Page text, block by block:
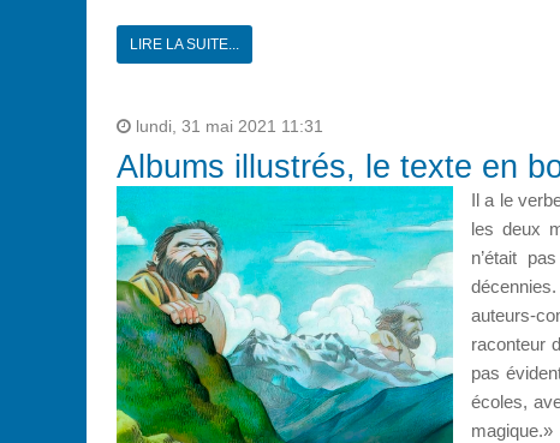
LIRE LA SUITE...
lundi, 31 mai 2021 11:31
Albums illustrés, le texte en
Il a le
les deux
n’était
auteurs-
raconteur
pas
écoles,
magique.»